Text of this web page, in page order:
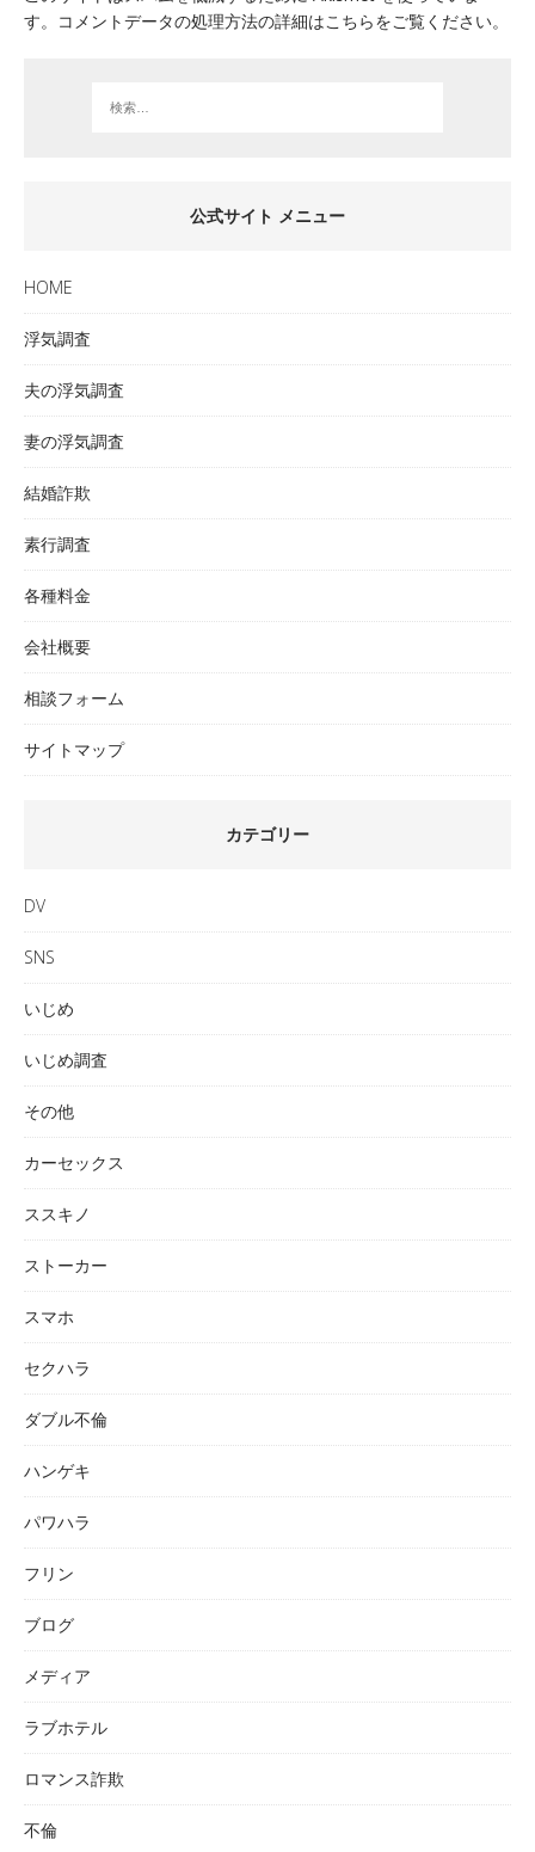
す。
コメントデータの処理方法の詳細はこちらをご覧ください。
公式サイト メニュー
HOME
浮気調査
夫の浮気調査
妻の浮気調査
結婚詐欺
素行調査
各種料金
会社概要
相談フォーム
サイトマップ
カテゴリー
DV
SNS
いじめ
いじめ調査
その他
カーセックス
ススキノ
ストーカー
スマホ
セクハラ
ダブル不倫
ハンゲキ
パワハラ
フリン
ブログ
メディア
ラブホテル
ロマンス詐欺
不倫